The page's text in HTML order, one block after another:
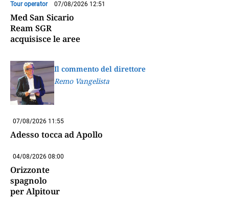
Tour operator 07/08/2026 12:51
Med San Sicario
Ream SGR
acquisisce le aree
Il commento del direttore
Remo Vangelista
07/08/2026 11:55
Adesso tocca ad Apollo
04/08/2026 08:00
Orizzonte
spagnolo
per Alpitour